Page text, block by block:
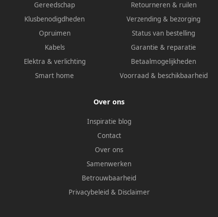
Gereedschap
Klusbenodigdheden
Opruimen
Kabels
Elektra & verlichting
Smart home
Retourneren & ruilen
Verzending & bezorging
Status van bestelling
Garantie & reparatie
Betaalmogelijkheden
Voorraad & beschikbaarheid
Over ons
Inspiratie blog
Contact
Over ons
Samenwerken
Betrouwbaarheid
Privacybeleid & Disclaimer